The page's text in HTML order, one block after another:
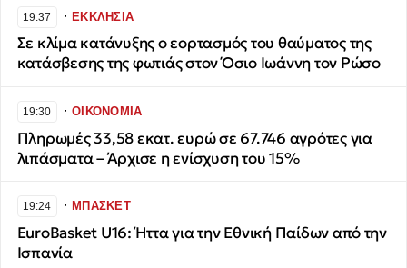
19:37 ∙ΕΚΚΛΗΣΙΑ
Σε κλίμα κατάνυξης ο εορτασμός του θαύματος της
κατάσβεσης της φωτιάς στον Όσιο Ιωάννη τον Ρώσο
19:30 ∙ΟΙΚΟΝΟΜΙΑ
Πληρωμές 33,58 εκατ. ευρώ σε 67.746 αγρότες για
λιπάσματα – Άρχισε η ενίσχυση του 15%
19:24 ∙ΜΠΑΣΚΕΤ
EuroBasket U16: Ήττα για την Εθνική Παίδων από την
Ισπανία